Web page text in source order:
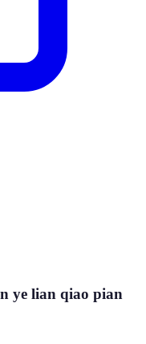
ye lian qiao pian